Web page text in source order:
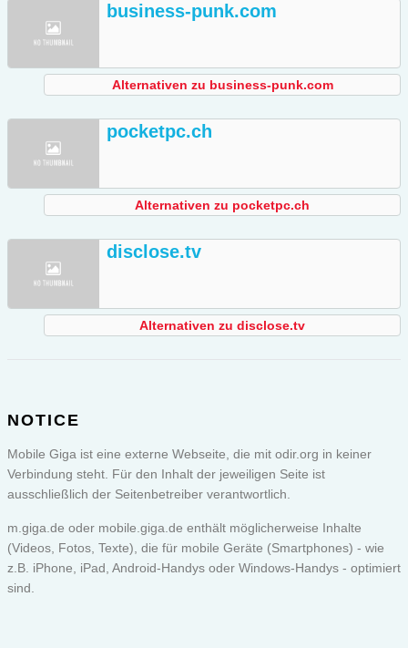
business-punk.com
Alternativen zu business-punk.com
pocketpc.ch
Alternativen zu pocketpc.ch
disclose.tv
Alternativen zu disclose.tv
NOTICE
Mobile Giga ist eine externe Webseite, die mit odir.org in keiner
Verbindung steht. Für den Inhalt der jeweiligen Seite ist
ausschließlich der Seitenbetreiber verantwortlich.
m.giga.de oder mobile.giga.de enthält möglicherweise Inhalte
(Videos, Fotos, Texte), die für mobile Geräte (Smartphones) - wie
z.B. iPhone, iPad, Android-Handys oder Windows-Handys - optimiert
sind.